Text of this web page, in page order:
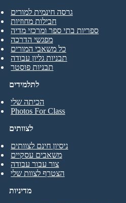
לתלמידים
הכיתה שלי
Photos For Class
גרסה חינמית למורים
חבילות מחוזיות
ספריות בתי ספר ומרכזי מדיה
מפגשי הדרכה
כל משאבי המורים
תבניות גליון עבודה
תבניות פוסטר
לצוותים
ניסיון חינם לצוותים
משאבים עסקיים
צור עבור עבודה
הצטרף לצוות שלי
מדיניות